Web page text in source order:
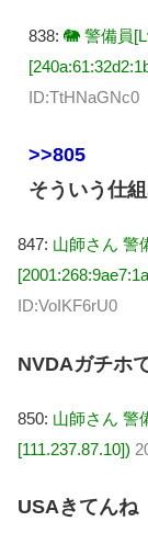
838: 🐘 警備員
ID:TtHNaGNc0
>>805
そういう仕
847: 山師さん 警
ID:VoIKF6rU0
NVDAガチホ
850: 山師さん 警
[111.237.87.10])
USAきてんね